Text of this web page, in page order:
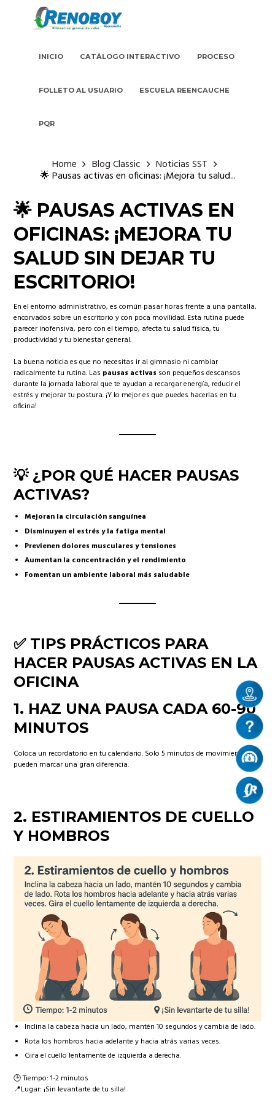
INICIO CATÁLOGO INTERACTIVO PROCESO
FOLLETO AL USUARIO ESCUELA REENCAUCHE
PQR
Home Blog Classic Noticias SST
🌟 Pausas activas en oficinas: ¡Mejora tu salud...
🌟 PAUSAS ACTIVAS EN
OFICINAS: ¡MEJORA TU
SALUD SIN DEJAR TU
ESCRITORIO!
En el entorno administrativo, es común pasar horas frente a una pantalla,
encorvados sobre un escritorio y con poca movilidad. Esta rutina puede
parecer inofensiva, pero con el tiempo, afecta tu salud física, tu
productividad y tu bienestar general.
La buena noticia es que no necesitas ir al gimnasio ni cambiar
radicalmente tu rutina. Las pausas activas son pequeños descansos
durante la jornada laboral que te ayudan a recargar energía, reducir el
estrés y mejorar tu postura. ¡Y lo mejor es que puedes hacerlas en tu
oficina!
💡 ¿POR QUÉ HACER PAUSAS
ACTIVAS?
Mejoran la circulación sanguínea
Disminuyen el estrés y la fatiga mental
Previenen dolores musculares y tensiones
Aumentan la concentración y el rendimiento
Fomentan un ambiente laboral más saludable
✅ TIPS PRÁCTICOS PARA
HACER PAUSAS ACTIVAS EN LA
OFICINA
1. HAZ UNA PAUSA CADA 60-90
MINUTOS
Coloca un recordatorio en tu calendario. Solo 5 minutos de movimiento
pueden marcar una gran diferencia.
2. ESTIRAMIENTOS DE CUELLO
Y HOMBROS
Inclina la cabeza hacia un lado, mantén 10 segundos y cambia de lado.
Rota los hombros hacia adelante y hacia atrás varias veces.
Gira el cuello lentamente de izquierda a derecha.
🕒 Tiempo: 1-2 minutos
📍Lugar: ¡Sin levantarte de tu silla!